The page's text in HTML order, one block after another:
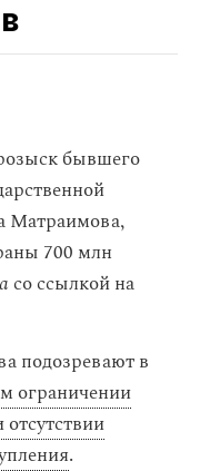
бывшего
Матраимова,
700 млн
со ссылкой на
подозревают в
ограничении
.